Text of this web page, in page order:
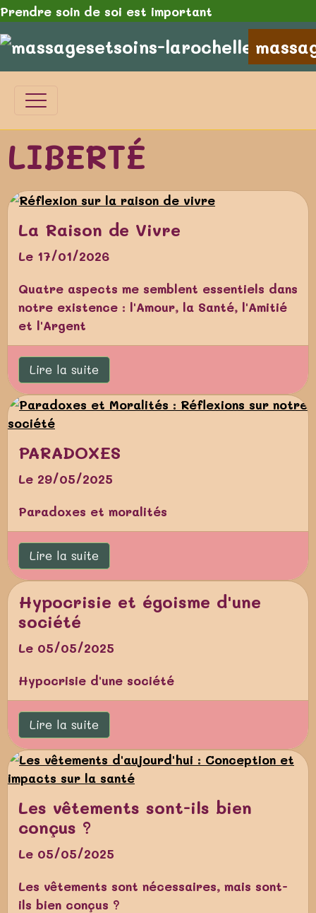
Prendre soin de soi est important
LIBERTÉ
La Raison de Vivre
Le 17/01/2026
Quatre aspects me semblent essentiels dans
notre existence : l'Amour, la Santé, l'Amitié
et l'Argent
Lire la suite
PARADOXES
Le 29/05/2025
Paradoxes et moralités
Lire la suite
Hypocrisie et égoisme d'une
société
Le 05/05/2025
Hypocrisie d'une société
Lire la suite
Les vêtements sont-ils bien
conçus ?
Le 05/05/2025
Les vêtements sont nécessaires, mais sont-
ils bien conçus ?